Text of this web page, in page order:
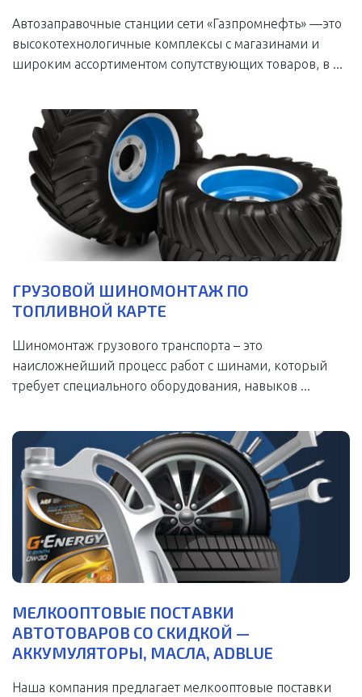
Автозаправочные станции сети «Газпромнефть» —это
высокотехнологичные комплексы с магазинами и
широким ассортиментом сопутствующих товаров, в ...
ГРУЗОВОЙ ШИНОМОНТАЖ ПО
ТОПЛИВНОЙ КАРТЕ
Шиномонтаж грузового транспорта – это
наисложнейший процесс работ с шинами, который
требует специального оборудования, навыков ...
МЕЛКООПТОВЫЕ ПОСТАВКИ
АВТОТОВАРОВ СО СКИДКОЙ —
АККУМУЛЯТОРЫ, МАСЛА, ADBLUE
Наша компания предлагает мелкооптовые поставки